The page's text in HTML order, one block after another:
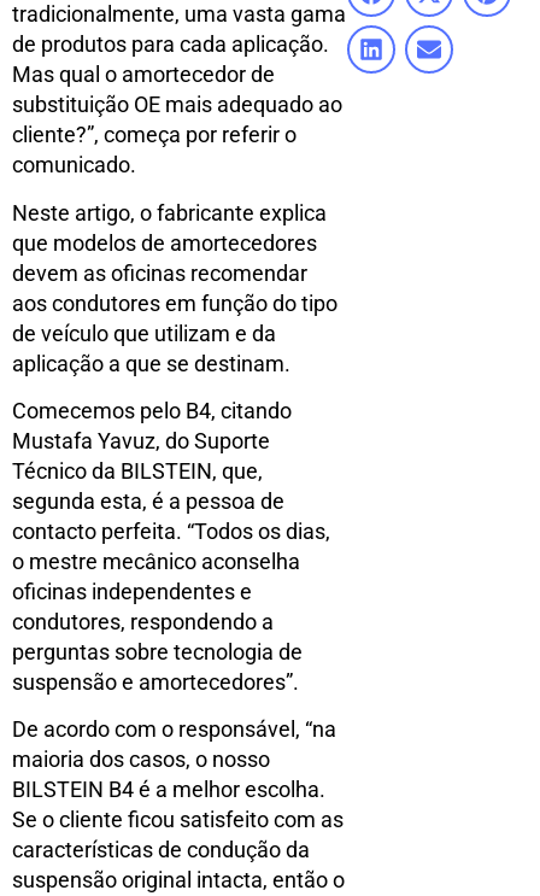
tradicionalmente, uma vasta gama
de produtos para cada aplicação.
Mas qual o amortecedor de
substituição OE mais adequado ao
cliente?”, começa por referir o
comunicado.
Neste artigo, o fabricante explica
que modelos de amortecedores
devem as oficinas recomendar
aos condutores em função do tipo
de veículo que utilizam e da
aplicação a que se destinam.
Comecemos pelo B4, citando
Mustafa Yavuz, do Suporte
Técnico da BILSTEIN, que,
segunda esta, é a pessoa de
contacto perfeita. “Todos os dias,
o mestre mecânico aconselha
oficinas independentes e
condutores, respondendo a
perguntas sobre tecnologia de
suspensão e amortecedores”.
De acordo com o responsável, “na
maioria dos casos, o nosso
BILSTEIN B4 é a melhor escolha.
Se o cliente ficou satisfeito com as
características de condução da
suspensão original intacta, então o